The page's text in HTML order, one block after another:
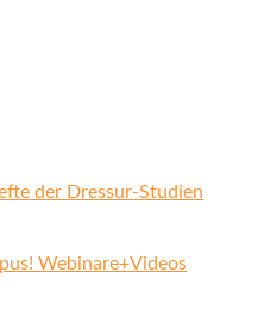
der Dressur-Studien
Webinare+Videos